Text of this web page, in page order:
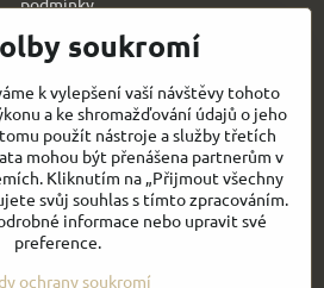
i na sítích:
soukromí
k vylepšení vaší návštěvy tohoto
a ke shromažďování údajů o jeho
použít nástroje a služby třetích
mohou být přenášena partnerům v
Kliknutím na „Přijmout všechny
svůj souhlas s tímto zpracováním.
informace nebo upravit své
preference.
ochrany soukromí